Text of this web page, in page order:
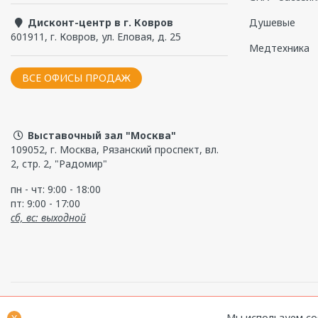
Низкий поддон из сантехнического акрила на
Душевое ограждение из закалённого стекла 6
Слив в комплекте
Удобные ручки для плавного открывания двери
Материалы и
прочный, износостойкий
Закалённое стекло толщиной 6 мм:
Дно с закладной из цельного листа ДСП,
Нескользящая поверхность
Radomir
Материал изделия
100%
Выдерживаемая нагрузка,
кг.
Диаметр слива, мм
Диаметр отверстия под
слив-перелив, мм
Сертификат соответствия.pdf
Дисконт-центр в г. Ковров
601911 , г. Ковров, ул. Еловая, д. 25
ВСЕ ОФИСЫ ПРОДАЖ
Выставочный зал "Москва"
109052, г. Москва, Рязанский проспект, вл.
2, стр. 2, "Радомир"
пн - чт: 9:00 - 18:00
пт: 9:00 - 17:00
сб, вс: выходной
Душевые
Медтехника